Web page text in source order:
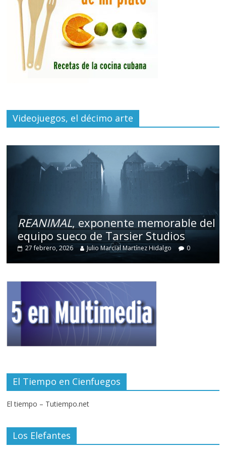
Videojuegos, el décimo arte
REANIMAL, exponente memorable del
equipo sueco de Tarsier Studios
27 febrero, 2026 Julio Marcial Martínez Hidalgo 0
El Tiempo en Cienfuegos
El tiempo – Tutiempo.net
Los Elefantes